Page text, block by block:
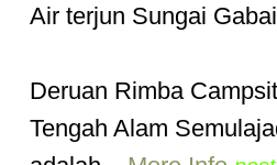
Air terjun Sungai
Deruan Rimba
Tengah Alam